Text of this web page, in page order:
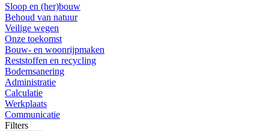
Sloop en (her)bouw
Behoud van natuur
Veilige wegen
Onze toekomst
Bouw- en woonrijpmaken
Reststoffen en recycling
Bodemsanering
Administratie
Calculatie
Werkplaats
Communicatie
Filters